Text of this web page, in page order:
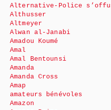
Alternative-Police
Althusser
Altmeyer
Alwan al-Janabi
Amadou Koumé
Amal
Amal Bentounsi
Amanda
Amanda Cross
Amap
amateurs bénévoles
Amazon